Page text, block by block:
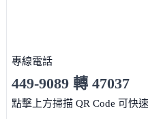
專線電話
449-9089 轉 47037
服務時間 10:00～19:00